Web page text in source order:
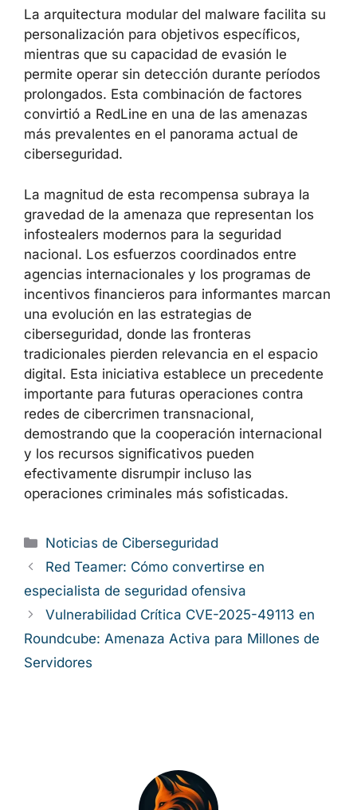
La arquitectura modular del malware facilita su
personalización para objetivos específicos,
mientras que su capacidad de evasión le
permite operar sin detección durante períodos
prolongados. Esta combinación de factores
convirtió a RedLine en una de las amenazas
más prevalentes en el panorama actual de
ciberseguridad.
La magnitud de esta recompensa subraya la
gravedad de la amenaza que representan los
infostealers modernos para la seguridad
nacional. Los esfuerzos coordinados entre
agencias internacionales y los programas de
incentivos financieros para informantes marcan
una evolución en las estrategias de
ciberseguridad, donde las fronteras
tradicionales pierden relevancia en el espacio
digital. Esta iniciativa establece un precedente
importante para futuras operaciones contra
redes de cibercrimen transnacional,
demostrando que la cooperación internacional
y los recursos significativos pueden
efectivamente disrumpir incluso las
operaciones criminales más sofisticadas.
Categorías
Noticias de Ciberseguridad
Red Teamer: Cómo convertirse en
especialista de seguridad ofensiva
Vulnerabilidad Crítica CVE-2025-49113 en
Roundcube: Amenaza Activa para Millones de
Servidores